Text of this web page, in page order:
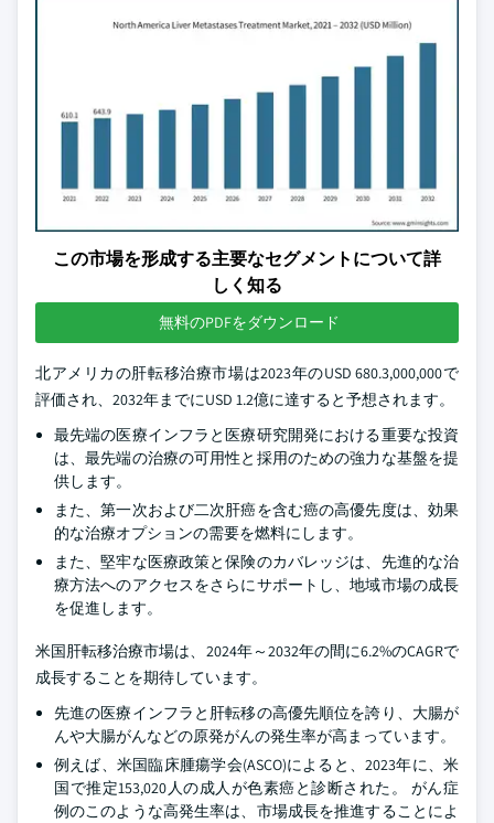
この市場を形成する主要なセグメントについて詳
しく知る
無料のPDFをダウンロード
北アメリカの肝転移治療市場は2023年のUSD 680.3,000,000で
評価され、2032年までにUSD 1.2億に達すると予想されます。
最先端の医療インフラと医療研究開発における重要な投資
は、最先端の治療の可用性と採用のための強力な基盤を提
供します。
また、第一次および二次肝癌を含む癌の高優先度は、効果
的な治療オプションの需要を燃料にします。
また、堅牢な医療政策と保険のカバレッジは、先進的な治
療方法へのアクセスをさらにサポートし、地域市場の成長
を促進します。
米国肝転移治療市場は、2024年～2032年の間に6.2%のCAGRで
成長することを期待しています。
先進の医療インフラと肝転移の高優先順位を誇り、大腸が
んや大腸がんなどの原発がんの発生率が高まっています。
例えば、米国臨床腫瘍学会(ASCO)によると、2023年に、米
国で推定153,020人の成人が色素癌と診断された。 がん症
例のこのような高発生率は、市場成長を推進することによ